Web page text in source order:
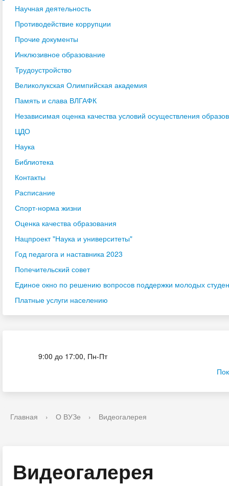
Научная деятельность
Противодействие коррупции
Прочие документы
Инклюзивное образование
Трудоустройство
Великолукская Олимпийская академия
Память и слава ВЛГАФК
Независимая оценка качества условий осуществления
ЦДО
Наука
Библиотека
Контакты
Расписание
Спорт-норма жизни
Оценка качества образования
Нацпроект "Наука и университеты"
Год педагога и наставника 2023
Попечительский совет
Единое окно по решению вопросов поддержки молодых
Платные услуги населению
9:00 до 17:00, Пн-Пт
Главная › О ВУЗе › Видеогалерея
Видеогалерея